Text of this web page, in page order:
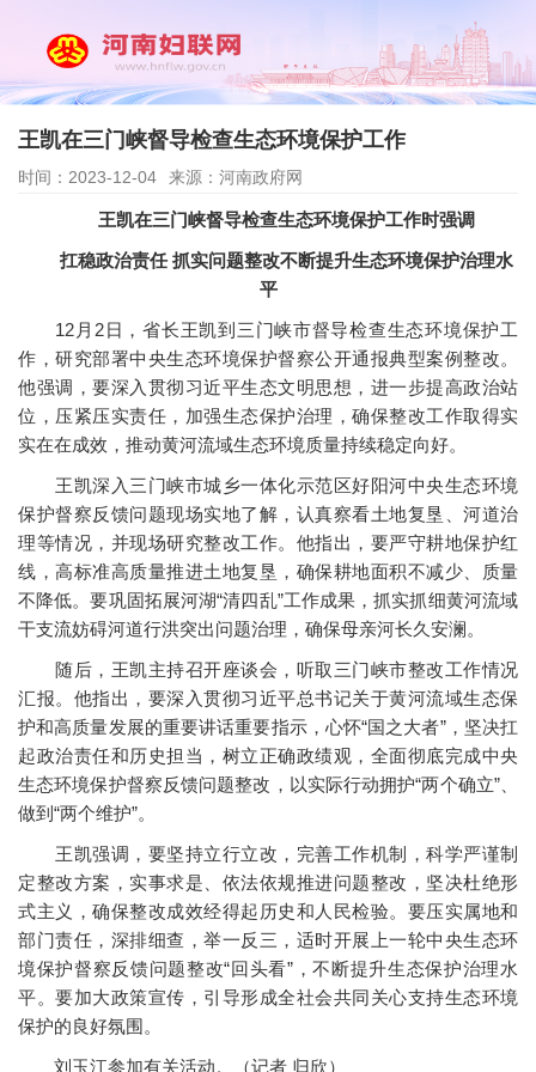
王凯在三门峡督导检查生态环境保护工作
时间：2023-12-04 来源：河南政府网
王凯在三门峡督导检查生态环境保护工作时强调
扛稳政治责任 抓实问题整改不断提升生态环境保护治理水
平
12月2日，省长王凯到三门峡市督导检查生态环境保护工
作，研究部署中央生态环境保护督察公开通报典型案例整改。
他强调，要深入贯彻习近平生态文明思想，进一步提高政治站
位，压紧压实责任，加强生态保护治理，确保整改工作取得实
实在在成效，推动黄河流域生态环境质量持续稳定向好。
王凯深入三门峡市城乡一体化示范区好阳河中央生态环境
保护督察反馈问题现场实地了解，认真察看土地复垦、河道治
理等情况，并现场研究整改工作。他指出，要严守耕地保护红
线，高标准高质量推进土地复垦，确保耕地面积不减少、质量
不降低。要巩固拓展河湖“清四乱”工作成果，抓实抓细黄河流域
干支流妨碍河道行洪突出问题治理，确保母亲河长久安澜。
随后，王凯主持召开座谈会，听取三门峡市整改工作情况
汇报。他指出，要深入贯彻习近平总书记关于黄河流域生态保
护和高质量发展的重要讲话重要指示，心怀“国之大者”，坚决扛
起政治责任和历史担当，树立正确政绩观，全面彻底完成中央
生态环境保护督察反馈问题整改，以实际行动拥护“两个确立”、
做到“两个维护”。
王凯强调，要坚持立行立改，完善工作机制，科学严谨制
定整改方案，实事求是、依法依规推进问题整改，坚决杜绝形
式主义，确保整改成效经得起历史和人民检验。要压实属地和
部门责任，深排细查，举一反三，适时开展上一轮中央生态环
境保护督察反馈问题整改“回头看”，不断提升生态保护治理水
平。要加大政策宣传，引导形成全社会共同关心支持生态环境
保护的良好氛围。
刘玉江参加有关活动。（记者 归欣）